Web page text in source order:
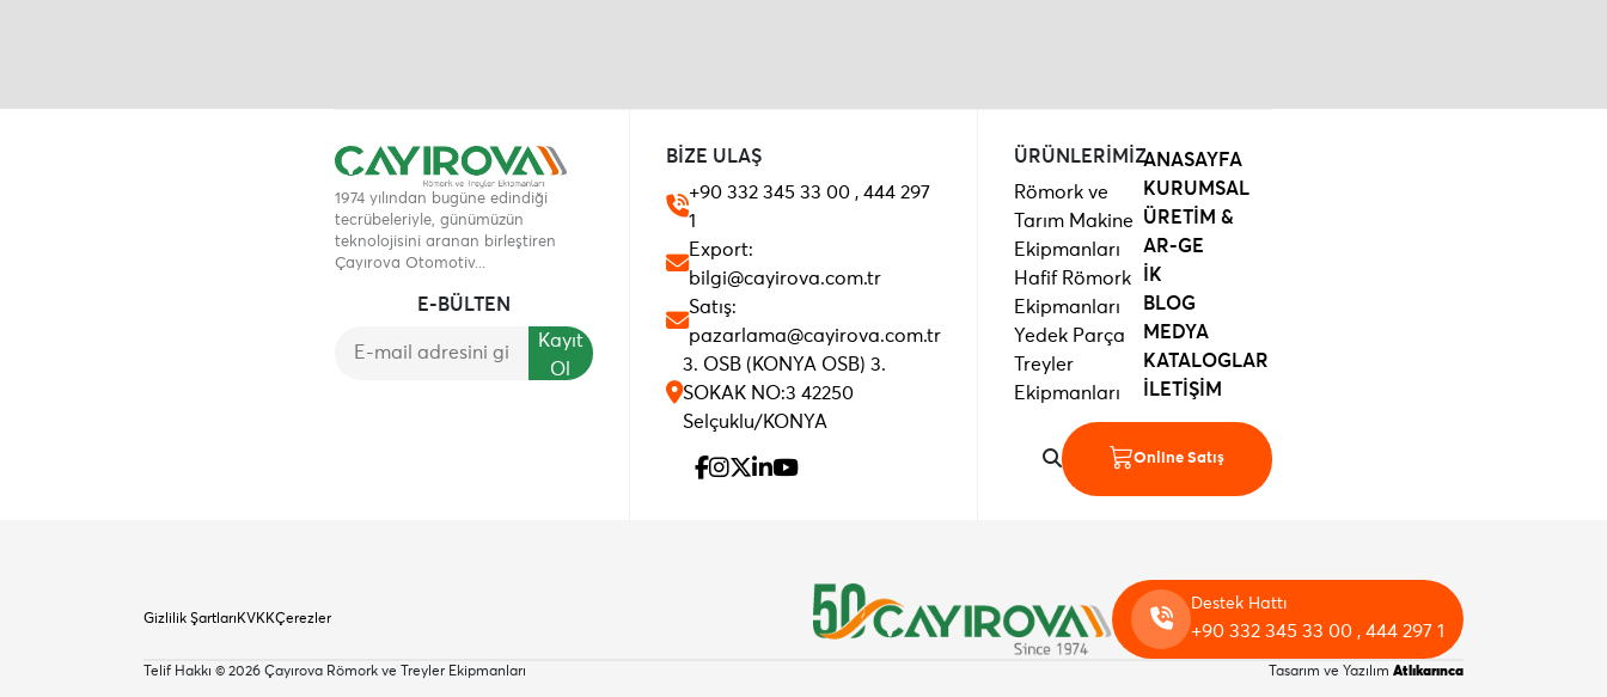
1974 yılından bugüne edindiği
tecrübeleriyle, günümüzün
teknolojisini aranan birleştiren
Çayırova Otomotiv...
E-BÜLTEN
Kayıt
Ol
BİZE ULAŞ
+90 332 345 33 00 , 444 297
1
Export:
bilgi@cayirova.com.tr
Satış:
pazarlama@cayirova.com.tr
3. OSB (KONYA OSB) 3.
SOKAK NO:3 42250
Selçuklu/KONYA
ÜRÜNLERİMİZ
Römork ve
Tarım Makine
Ekipmanları
Hafif Römork
Ekipmanları
Yedek Parça
Treyler
Ekipmanları
ANASAYFA
KURUMSAL
ÜRETİM &
AR-GE
İK
BLOG
MEDYA
KATALOGLAR
İLETİŞİM
Online Satış
Gizlilik Şartları KVKKÇerezler
Destek Hattı
+90 332 345 33 00 , 444 297 1
Telif Hakkı © 2026 Çayırova Römork ve Treyler Ekipmanları Tasarım ve Yazılım Atlıkarınca